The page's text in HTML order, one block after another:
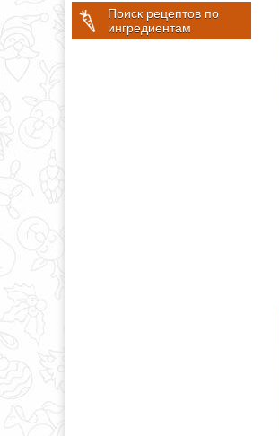
Поиск рецептов по
ингредиентам